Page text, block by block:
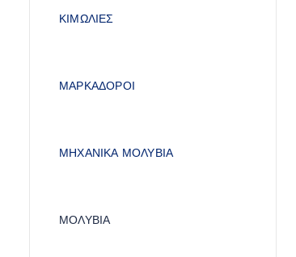
ΚΙΜΩΛΙΕΣ
ΜΑΡΚΑΔΟΡΟΙ
ΜΗΧΑΝΙΚΑ ΜΟΛΥΒΙΑ
ΜΟΛΥΒΙΑ